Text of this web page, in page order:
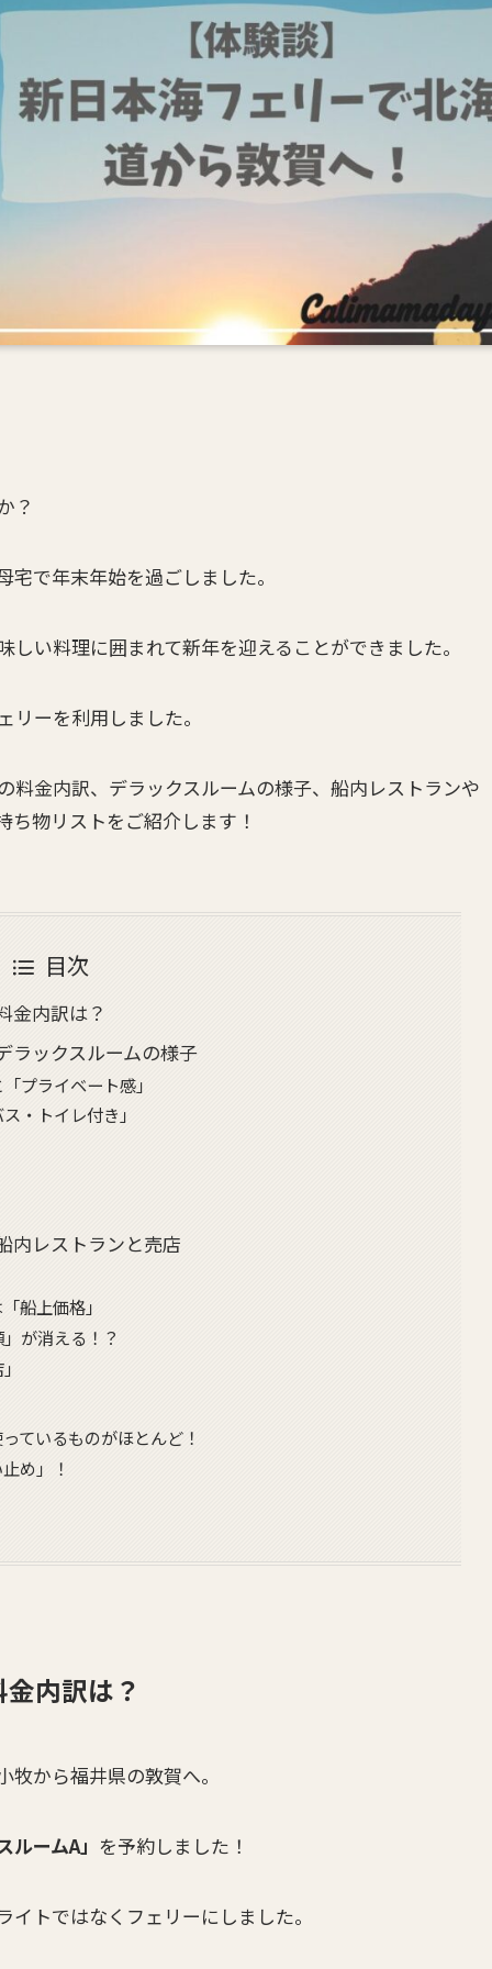
？
で年末年始を過ごしました。
しい料理に囲まれて新年を迎えることができました。
ーを利用しました。
金内訳、デラックスルームの様子、船内レストランや
物リストをご紹介します！
目次
金内訳は？
ラックスルームの様子
プライベート感」
・トイレ付き」
内レストランと売店
船上価格」
が消える！？
ているものがほとんど！
め」！
内訳は？
から福井県の敦賀へ。
ームA」 を予約しました！
トではなくフェリーにしました。